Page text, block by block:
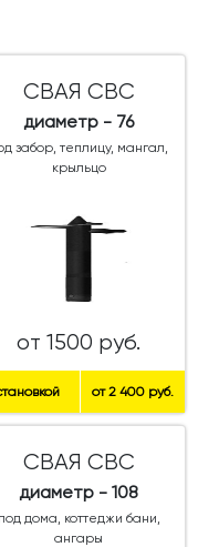
СВАЯ СВС
диаметр - 76
забор, теплицу, мангал,
крыльцо
от 1500 руб.
от 2 400 руб.
СВАЯ СВС
диаметр - 108
под дома, коттеджи бани,
ангары